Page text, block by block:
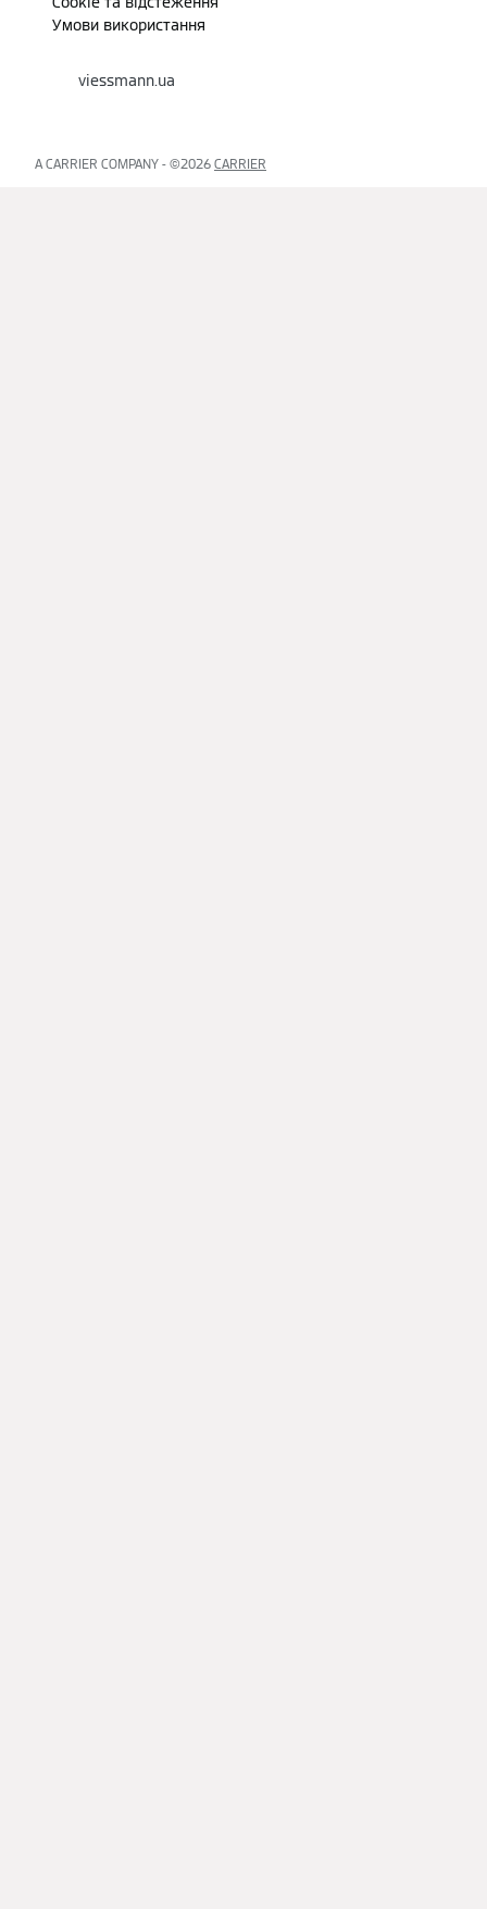
Умови використання
viessmann.ua
A CARRIER COMPANY - ©2026 CARRIER